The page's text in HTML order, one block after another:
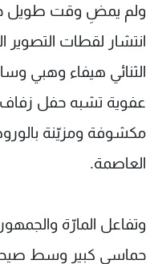
ولم يمضِ وقت طويل
انتشار لقطات
الثنائي هيفاء وهبي
عفوية تشبه حفل
مكشوفة ومزيّنة
العاصمة.
وتفاعل المارّة
حماسي كبير وسط